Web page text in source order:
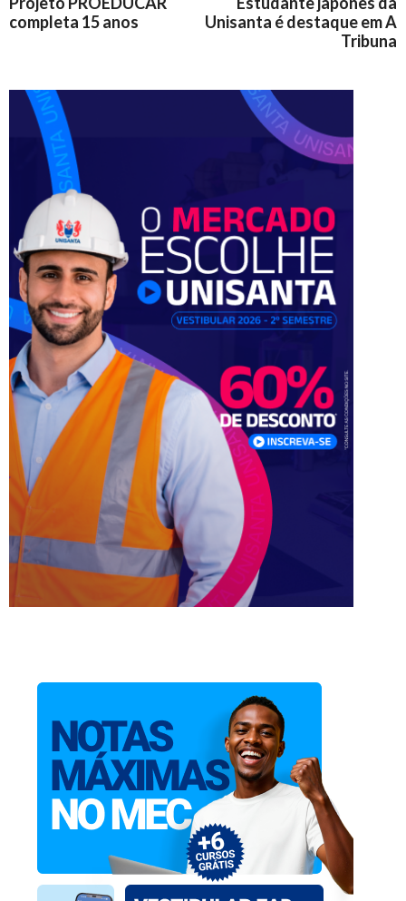
completa 15 anos
Unisanta é destaque em A
Tribuna